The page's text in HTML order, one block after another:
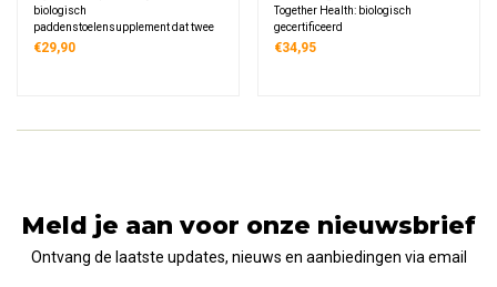
biologisch
paddenstoelensupplement dat twee
gewaardeerde paddenstoelsoorten
€29,90
Together Health: biologisch
gecertificeerd
paddenstoelensupplement met
€34,95
Meld je aan voor onze nieuwsbrief
Ontvang de laatste updates, nieuws en aanbiedingen via email